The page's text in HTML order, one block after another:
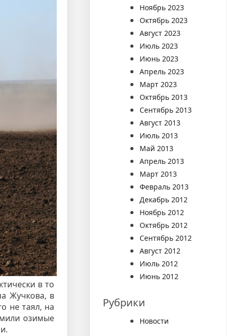
в то
Жучкова, в
не таял, на
озимые
Ноябрь 2023
Октябрь 2023
Август 2023
Июль 2023
Июнь 2023
Апрель 2023
Март 2023
Октябрь 2013
Сентябрь 2013
Август 2013
Июль 2013
Май 2013
Апрель 2013
Март 2013
Февраль 2013
Декабрь 2012
Ноябрь 2012
Октябрь 2012
Сентябрь 2012
Август 2012
Июль 2012
Июнь 2012
Рубрики
Новости